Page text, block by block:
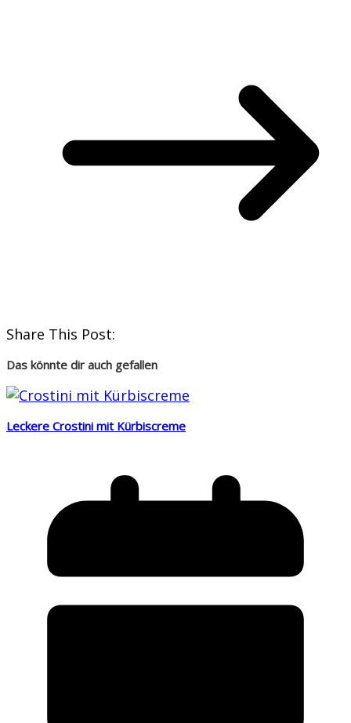
Share This Post:
Das könnte dir auch gefallen
Leckere Crostini mit Kürbiscreme